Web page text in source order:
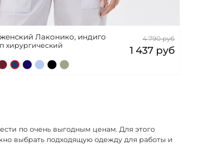
Лаконико, индиго
хирургический
4 790 руб
1 437 руб
по очень выгодным ценам. Для этого
выбрать подходящую одежду для работы и